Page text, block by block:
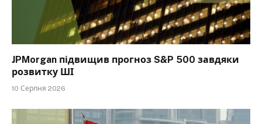
JPMorgan підвищив прогноз S&P 500 завдяки
розвитку ШІ
10 Серпня 2026